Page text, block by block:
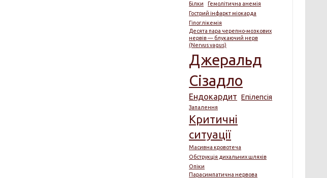
Білки
Гемолітична анемія
Гострий інфаркт міокарда
Гіпоглікемія
Десята пара черепно-мозкових
нервів — блукаючий нерв
(Nervus vagus)
Джеральд
Сізадло
Ендокардит Епілепсія
Запалення
Критичні
ситуації
Масивна кровотеча
Обструкція дихальних шляхів
Опіки
Парасимпатична нервова